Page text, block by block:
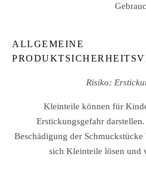
ALLGEMEINE
Risiko:
Kleinteile können für
Erstickungsgefahr
Beschädigung der
sich Kleinteile lösen und